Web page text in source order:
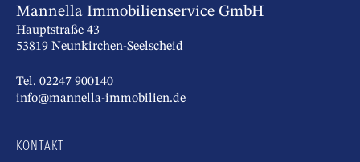
Mannella Immobilienservice GmbH
Hauptstraße 43
53819 Neunkirchen-Seelscheid
Tel. 02247 900140
info@mannella-immobilien.de
KONTAKT